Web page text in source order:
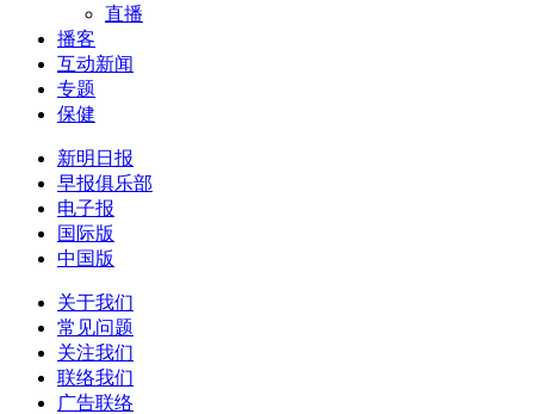
直播
播客
互动新闻
专题
保健
新明日报
早报俱乐部
电子报
国际版
中国版
关于我们
常见问题
关注我们
联络我们
广告联络